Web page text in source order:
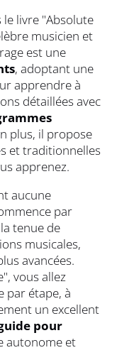
livre "Absolute
musicien et
est une
, adoptant une
apprendre à
détaillées avec
plus, il propose
et traditionnelles
apprenez.
aucune
par
tenue de
musicales,
avancées.
vous allez
par étape, à
un excellent
pour
autonome et